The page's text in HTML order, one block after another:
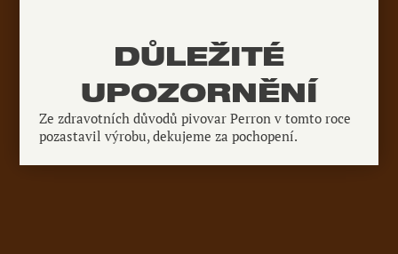
DŮLEŽITÉ
UPOZORNĚNÍ
Ze zdravotních důvodů pivovar Perron v tomto roce
pozastavil výrobu, dekujeme za pochopení.